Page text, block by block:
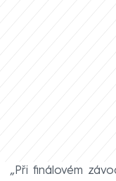
„Při finálovém